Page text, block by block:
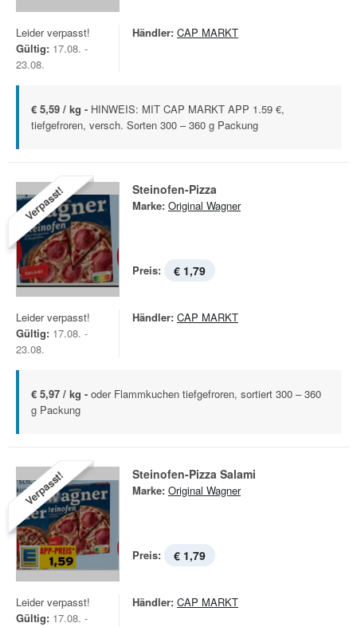
Leider verpasst!
Gültig: 17.08. -
23.08.
Händler: CAP MARKT
€ 5,59 / kg - HINWEIS: MIT CAP MARKT APP 1.59 €,
tiefgefroren, versch. Sorten 300 – 360 g Packung
Verpasst! Steinofen-Pizza
Marke: Original Wagner
Preis: € 1,79
Leider verpasst!
Gültig: 17.08. -
23.08.
Händler: CAP MARKT
€ 5,97 / kg - oder Flammkuchen tiefgefroren, sortiert 300 – 360
g Packung
Verpasst! Steinofen-Pizza Salami
Marke: Original Wagner
Preis: € 1,79
Leider verpasst!
Gültig: 17.08. -
Händler: CAP MARKT